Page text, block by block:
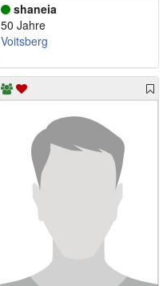
shaneia
50 Jahre
Voitsberg